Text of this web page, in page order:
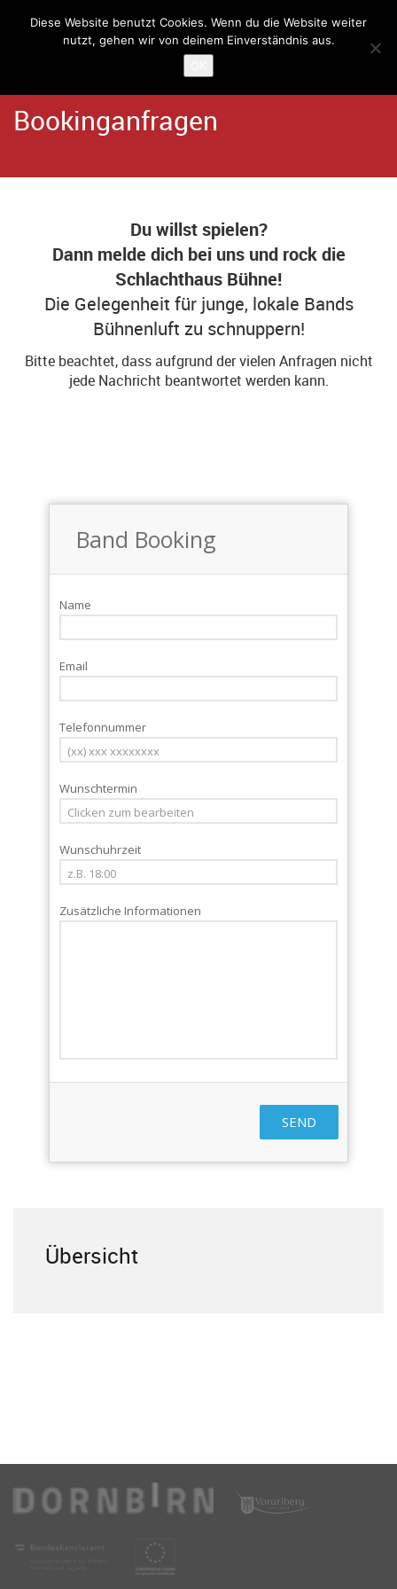
Angebote Kulturcafé Schlachthaus
Bookinganfragen
Du willst spielen?
Dann melde dich bei uns und rockdie
Schlachthaus Bühne!
Die Gelegenheit für junge, lokale Bands
Bühnenluft zu schnuppern!
Bitte beachtet, dass aufgrund der vielen Anfragen nicht
jede Nachricht beantwortet werden kann.
Band Booking
Name
Email
Telefonnummer
Wunschtermin
Wunschuhrzeit
Zusätzliche Informationen
SEND
Übersicht
Diese Website benutzt Cookies. Wenn du die Website weiter
nutzt, gehen wir von deinem Einverständnis aus.